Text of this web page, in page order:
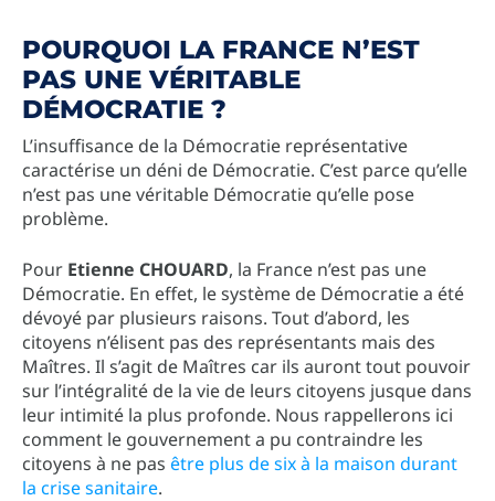
POURQUOI LA FRANCE N’EST
PAS UNE VÉRITABLE
DÉMOCRATIE ?
L’insuffisance de la Démocratie représentative
caractérise un déni de Démocratie. C’est parce qu’elle
n’est pas une véritable Démocratie qu’elle pose
problème.
Pour Etienne CHOUARD, la France n’est pas une
Démocratie. En effet, le système de Démocratie a été
dévoyé par plusieurs raisons. Tout d’abord, les
citoyens n’élisent pas des représentants mais des
Maîtres. Il s’agit de Maîtres car ils auront tout pouvoir
sur l’intégralité de la vie de leurs citoyens jusque dans
leur intimité la plus profonde. Nous rappellerons ici
comment le gouvernement a pu contraindre les
citoyens à ne pas être plus de six à la maison durant
la crise sanitaire.